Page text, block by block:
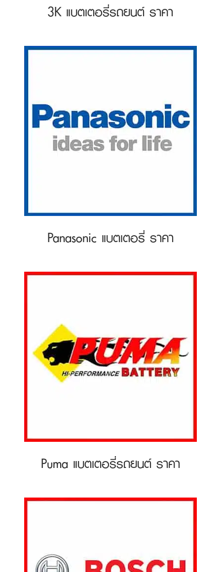
3K แบตเตอรี่รถยนต์ ราคา
Panasonic แบตเตอรี่ ราคา
Puma แบตเตอรี่รถยนต์ ราคา